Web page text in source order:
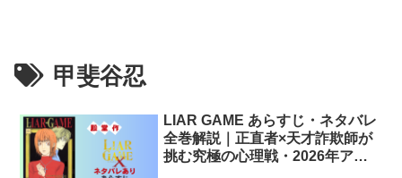
甲斐谷忍
LIAR GAME あらすじ・ネタバレ
全巻解説｜正直者×天才詐欺師が
挑む究極の心理戦・2026年アニ